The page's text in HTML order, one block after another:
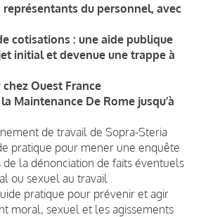
représentants du personnel, avec
cotisations : une aide publique
initial et devenue une trappe à
chez Ouest France
Maintenance De Rome jusqu’à
de travail de Sopra-Steria
pratique pour mener une enquête
la dénonciation de faits éventuels
ou sexuel au travail
pratique pour prévenir et agir
moral, sexuel et les agissements